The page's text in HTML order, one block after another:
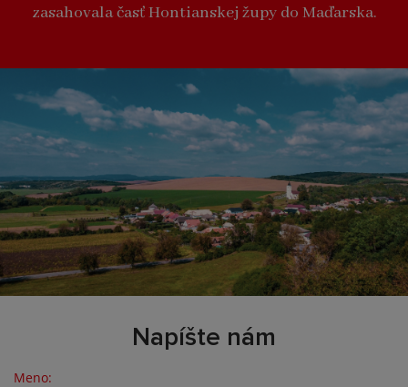
zasahovala časť Hontianskej župy do Maďarska.
Napíšte nám
Meno: